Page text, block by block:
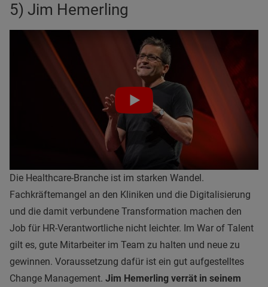
5) Jim Hemerling
Die Healthcare-Branche ist im starken Wandel.
Fachkräftemangel an den Kliniken und die Digitalisierung
und die damit verbundene Transformation machen den
Job für HR-Verantwortliche nicht leichter. Im War of Talent
gilt es, gute Mitarbeiter im Team zu halten und neue zu
gewinnen. Voraussetzung dafür ist ein gut aufgestelltes
Change Management. Jim Hemerling verrät in seinem